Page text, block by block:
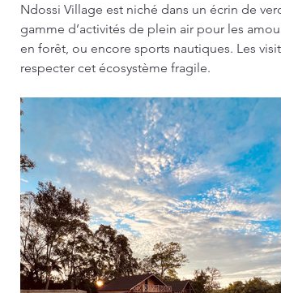
Ndossi Village est niché dans un écrin de
gamme d’activités de plein air pour les
en forêt, ou encore sports nautiques. Les
respecter cet écosystème fragile.